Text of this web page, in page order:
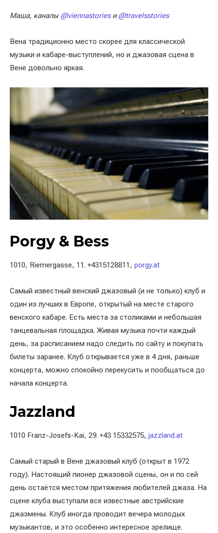
Маша, каналы @viennastoriesи@travelsstories
Вена традиционно место скорее для классической
музыки и кабаре-выступлений, но и джазовая сцена в
Вене довольно яркая.
Porgy & Bess
1010, Riemergasse, 11. +4315128811, porgy.at
Самый известный венский джазовый (и не только) клуб и
один из лучших в Европе, открытый на месте старого
венского кабаре. Есть места за столиками и небольшая
танцевальная площадка. Живая музыка почти каждый
день, за расписанием надо следить по сайту и покупать
билеты заранее. Клуб открывается уже в 4 дня, раньше
концерта, можно спокойно перекусить и пообщаться до
начала концерта.
Jazzland
1010 Franz-Josefs-Kai, 29. +43 15332575, jazzland.at
Самый старый в Вене джазовый клуб (открыт в 1972
году). Настоящий пионер джазовой сцены, он и по сей
день остаётся местом притяжения любителей джаза. На
сцене клуба выступали все известные австрийские
джазмены. Клуб иногда проводит вечера молодых
музыкантов, и это особенно интересное зрелище.